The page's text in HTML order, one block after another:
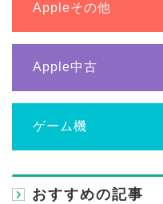
Appleその他
Apple中古
ゲーム機
おすすめの記事